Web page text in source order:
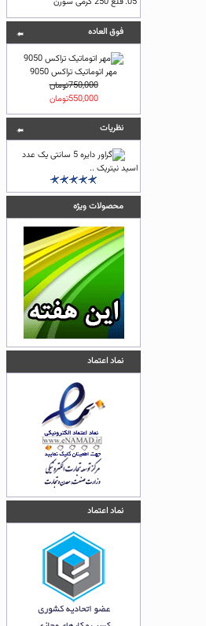
فوق العاده
مهر اتوماتیک تراکس 9050
750,000تومان
550,000تومان
نظريات
اسید نیتریک ..
محصولات ویژه
نماد اعتماد
نماد اعتماد